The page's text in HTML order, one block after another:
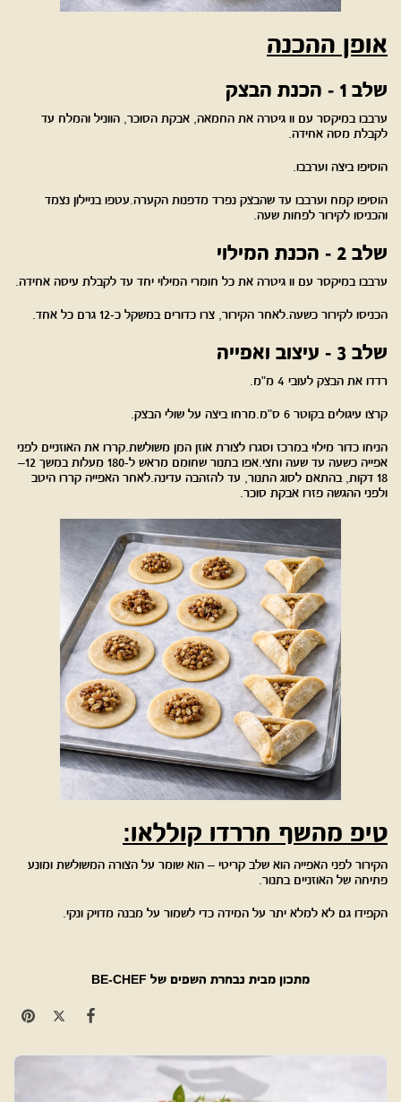
אופן ההכנה
שלב 1 - הכנת הבצק
ערבבו במיקסר עם וו גיטרה את החמאה, אבקת הסוכר, הווניל והמלח עד
לקבלת מסה אחידה.
הוסיפו ביצה וערבבו.
הוסיפו קמח וערבבו עד שהבצק נפרד מדפנות הקערה.עטפו בניילון נצמד
והכניסו לקירור לפחות שעה.
שלב 2 - הכנת המילוי
ערבבו במיקסר עם וו גיטרה את כל חומרי המילוי יחד עד לקבלת עיסה אחידה.
הכניסו לקירור כשעה.לאחר הקירור, צרו כדורים במשקל כ-12 גרם כל אחד.
שלב 3 - עיצוב ואפייה
רדדו את הבצק לעובי 4 מ"מ.
קרצו עיגולים בקוטר 6 ס"מ.מרחו ביצה על שולי הבצק.
הניחו כדור מילוי במרכז וסגרו לצורת אוזן המן משולשת.קררו את האוזניים לפני
אפייה כשעה עד שעה וחצי.אפו בתנור שחומם מראש ל-180 מעלות במשך 12–
18 דקות, בהתאם לסוג התנור, עד להזהבה עדינה.לאחר האפייה קררו היטב
ולפני ההגשה פזרו אבקת סוכר.
טיפ מהשף חררדו קוללאו:
הקירור לפני האפייה הוא שלב קריטי – הוא שומר על הצורה המשולשת ומונע
פתיחה של האוזניים בתנור.
הקפידו גם לא למלא יתר על המידה כדי לשמור על מבנה מדויק ונקי.
מתכון מבית נבחרת השפים של BE-CHEF